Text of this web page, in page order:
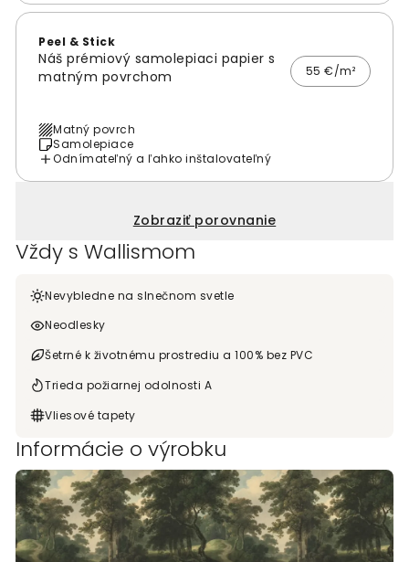
Peel & Stick
Náš prémiový samolepiaci papier s
matným povrchom
55 €/m²
Matný povrch
Samolepiace
Odnímateľný a ľahko inštalovateľný
Zobraziť porovnanie
Vždy s Wallismom
Nevybledne na slnečnom svetle
Neodlesky
Šetrné k životnému prostrediu a 100% bez PVC
Trieda požiarnej odolnosti A
Vliesové tapety
Informácie o výrobku